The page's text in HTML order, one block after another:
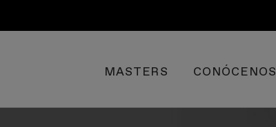
MASTERS CONÓCENOS